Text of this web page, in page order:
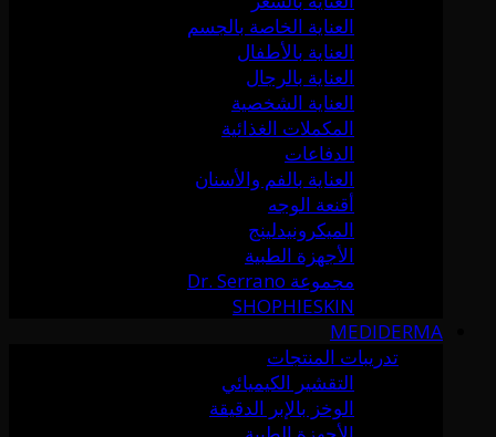
العناية الخاصة بالجسم
العناية بالأطفال
العناية بالرجال
العناية الشخصية
المكملات الغذائية
الدفاعات
العناية بالفم والأسنان
أقنعة الوجه
الميكرونيدلينج
الأجهزة الطبية
مجموعة Dr. Serrano
SHOPHIESKIN
MEDIDERMA
تدريبات المنتجات
التقشير الكيميائي
الوخز بالإبر الدقيقة